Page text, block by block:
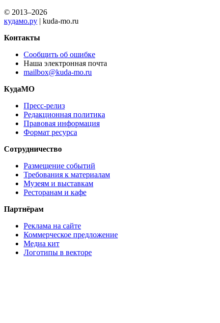
© 2013–2026
кудамо.ру | kuda-mo.ru
Контакты
Сообщить об ошибке
Наша электронная почта
mailbox@kuda-mo.ru
КудаМО
Пресс-релиз
Редакционная политика
Правовая информация
Формат ресурса
Сотрудничество
Размещение событий
Требования к материалам
Музеям и выставкам
Ресторанам и кафе
Партнёрам
Реклама на сайте
Коммерческое предложение
Медиа кит
Логотипы в векторе